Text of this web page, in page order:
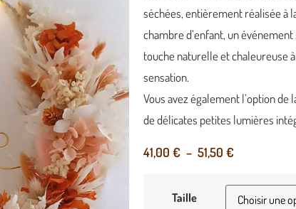
séchées, entièrement réalisée à
chambre d’enfant, un
touche naturelle et chaleureuse
sensation.
Vous avez également l’option de
de délicates petites lumières
41,00 € – 51,50 €
Taille